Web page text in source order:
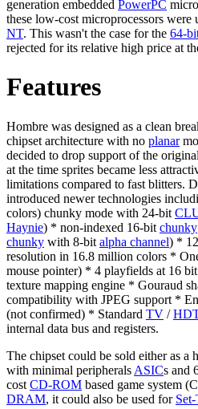
generation embedded PowerPC
these low-cost microprocessors were
NT. This wasn't the case for the 64-
rejected for its relative high price at
Features
Hombre was designed as a clean
chipset architecture with no planar
decided to drop support of the
at the time sprites became less
limitations compared to fast blitters.
introduced newer technologies
colors) chunky mode with 24-bit
Haynie) * non-indexed 16-bit chunky
chunky with 8-bit alpha channel) *
resolution in 16.8 million colors *
mouse pointer) * 4 playfields at 16
texture mapping engine * Gouraud
compatibility with JPEG support *
(not confirmed) * Standard TV /
internal data bus and registers.
The chipset could be sold either as a
with minimal peripherals ASICs and
cost CD-ROM based game system
DRAM, it could also be used for